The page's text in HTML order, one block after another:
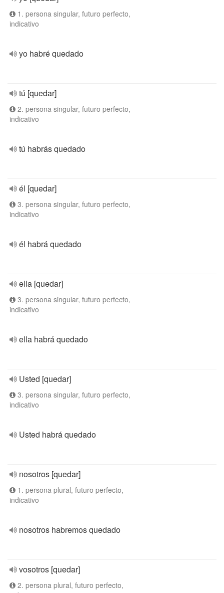
1. persona singular, futuro perfecto,
indicativo
yo habré quedado
tú [quedar]
2. persona singular, futuro perfecto,
indicativo
tú habrás quedado
él [quedar]
3. persona singular, futuro perfecto,
indicativo
él habrá quedado
ella [quedar]
3. persona singular, futuro perfecto,
indicativo
ella habrá quedado
Usted [quedar]
3. persona singular, futuro perfecto,
indicativo
Usted habrá quedado
nosotros [quedar]
1. persona plural, futuro perfecto,
indicativo
nosotros habremos quedado
vosotros [quedar]
2. persona plural, futuro perfecto,